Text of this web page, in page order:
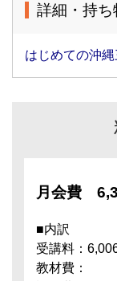
詳細・持ち
はじめての沖縄
月会費
■内訳
受講料：
教材費：